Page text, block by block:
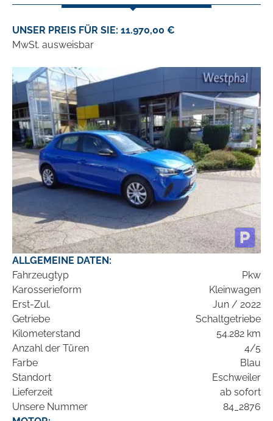
UNSER PREIS FÜR SIE: 11.970,00 €
MwSt. ausweisbar
ALLGEMEINE DATEN:
Fahrzeugtyp
Pkw
Karosserieform
Kleinwagen
Erst-Zul.
Jun / 2022
Getriebe
Schaltgetriebe
Kilometerstand
54.282 km
Anzahl der Türen
4/5
Farbe
Blau
Standort
Eschweiler
Lieferzeit
ab sofort
Unsere Nummer
84_2876